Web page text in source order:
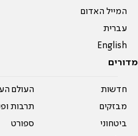
המייל האדום
עברית
English
מדורים
חדשות
מבזקים
ביטחוני
העולם
תרבות
ספורט